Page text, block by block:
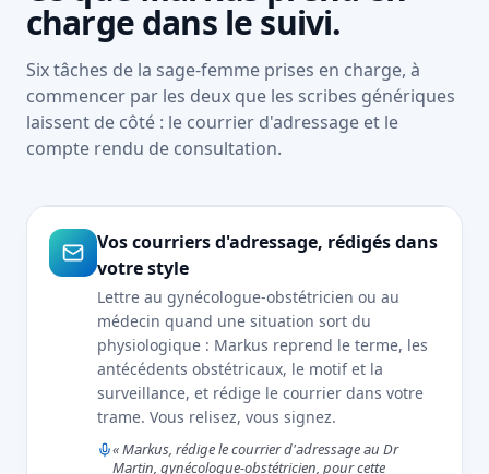
charge dans le suivi.
Six tâches de la sage-femme prises en charge, à
commencer par les deux que les scribes génériques
laissent de côté : le courrier d'adressage et le
compte rendu de consultation.
Vos courriers d'adressage, rédigés dans
votre style
Lettre au gynécologue-obstétricien ou au
médecin quand une situation sort du
physiologique : Markus reprend le terme, les
antécédents obstétricaux, le motif et la
surveillance, et rédige le courrier dans votre
trame. Vous relisez, vous signez.
« Markus, rédige le courrier d'adressage au Dr
Martin, gynécologue-obstétricien, pour cette